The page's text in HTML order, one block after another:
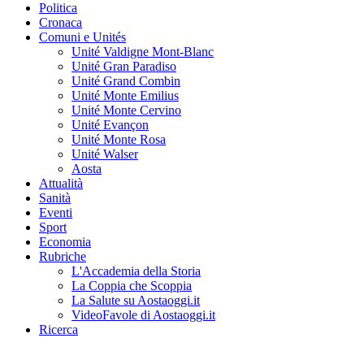
Politica
Cronaca
Comuni e Unités
Unité Valdigne Mont-Blanc
Unité Gran Paradiso
Unité Grand Combin
Unité Monte Emilius
Unité Monte Cervino
Unité Evançon
Unité Monte Rosa
Unité Walser
Aosta
Attualità
Sanità
Eventi
Sport
Economia
Rubriche
L'Accademia della Storia
La Coppia che Scoppia
La Salute su Aostaoggi.it
VideoFavole di Aostaoggi.it
Ricerca